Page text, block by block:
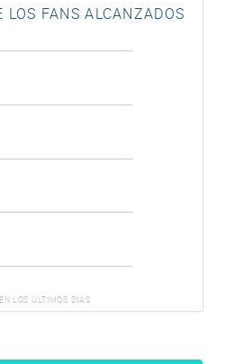
LOS FANS ALCANZADOS
LOS ÚLTIMOS DÍAS